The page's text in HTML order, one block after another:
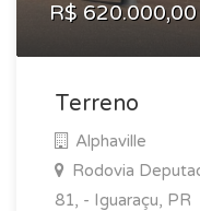
R$ 620.000,00
Terreno
Alphaville
Rodovia
81, - Iguaraçu, PR